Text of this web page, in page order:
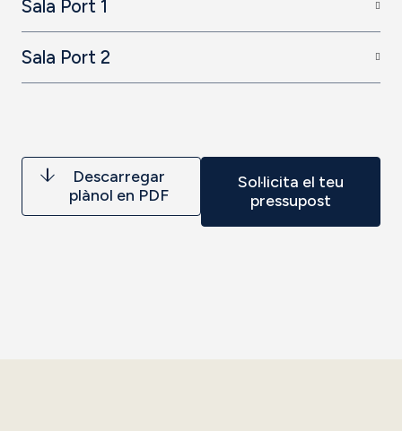
Sala Port 1
Sala Port 2
Descarregar
plànol en PDF
Sol·licita el teu
pressupost